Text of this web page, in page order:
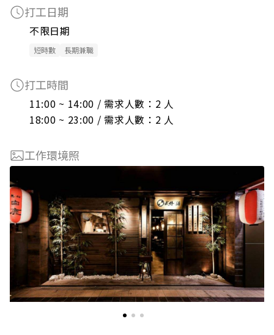
打工日期
不限日期
短時數 長期兼職
打工時間
11:00 ~ 14:00 / 需求人數：2 人
18:00 ~ 23:00 / 需求人數：2 人
工作環境照